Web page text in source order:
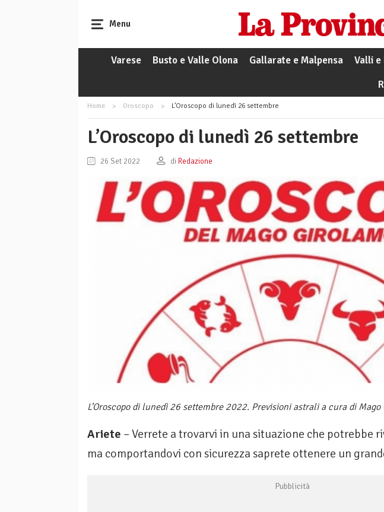
Menu
Varese Busto e Valle Olona Gallarate e Malpensa Valli e
Home Oroscopo L’Oroscopo di lunedì 26 settembre
L’Oroscopo di lunedì 26 settembre
26 Set 2022 di Redazione
L’Oroscopo di lunedì 26 settembre 2022. Previsioni astrali a cura di Mago
Ariete – Verrete a trovarvi in una situazione che potrebbe
ma comportandovi con sicurezza saprete ottenere un